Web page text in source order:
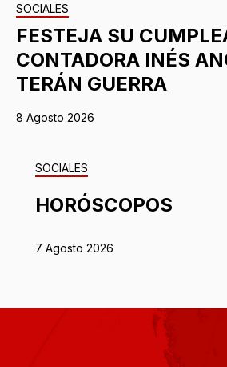
SOCIALES
FESTEJA SU
CONTADORA INÉS
TERÁN GUERRA
8 Agosto 2026
SOCIALES
HORÓSCOPOS
7 Agosto 2026